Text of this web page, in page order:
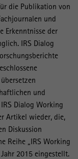
die Publikation von
und
Erkenntnisse der
IRS Dialog
und
Dialog Working
Artikel wieder, die,
Diskussion
Reihe „IRS Working
2015 eingestellt.